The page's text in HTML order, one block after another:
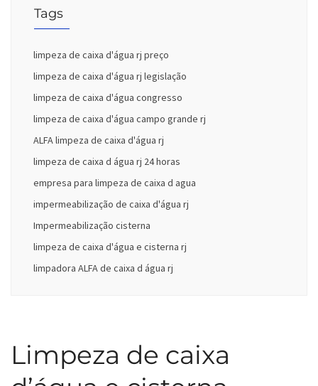
Tags
limpeza de caixa d'água rj preço
limpeza de caixa d'água rj legislação
limpeza de caixa d'água congresso
limpeza de caixa d'água campo grande rj
ALFA limpeza de caixa d'água rj
limpeza de caixa d água rj 24 horas
empresa para limpeza de caixa d agua
impermeabilização de caixa d'água rj
Impermeabilização cisterna
limpeza de caixa d'água e cisterna rj
limpadora ALFA de caixa d água rj
Limpeza de caixa